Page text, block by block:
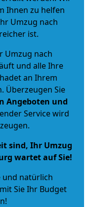
Ihnen zu helfen
Umzug nach
ist.
Umzug nach
und alle Ihre
an Ihrem
Überzeugen Sie
Angeboten und
Service wird
sind, Ihr Umzug
wartet auf Sie!
und natürlich
Sie Ihr Budget